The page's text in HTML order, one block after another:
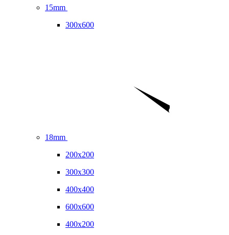
15mm
300x600
18mm
200x200
300x300
400x400
600x600
400x200